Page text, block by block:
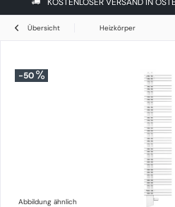
Übersicht Heizkörper
-50
Abbildung ähnlich